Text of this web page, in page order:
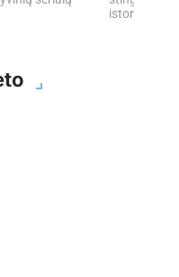
istorijų